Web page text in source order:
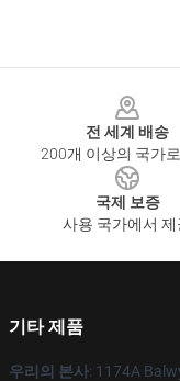
전 세계 배송
200개 이상의 국가
국제 보증
사용 국가에서 제
기타 제품
우리의 본사: 1174A